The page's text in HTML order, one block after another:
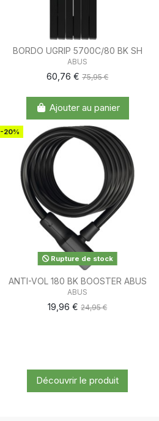
BORDO UGRIP 5700C/80 BK SH
ABUS
60,76 €75,95 €
Ajouter au panier
-20%
Rupture de stock
ANTI-VOL 180 BK BOOSTER ABUS
ABUS
19,96 €24,95 €
Découvrir le produit